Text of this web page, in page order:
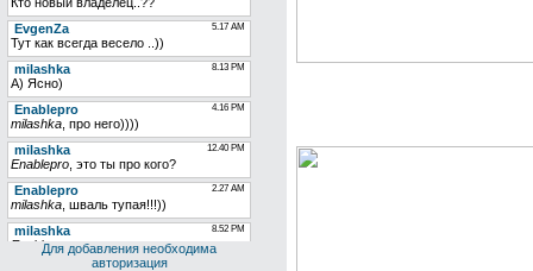
Для добавления необходима
авторизация